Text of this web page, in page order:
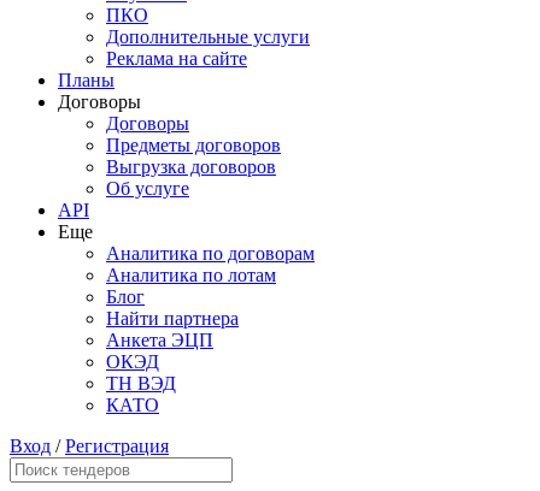
ПКО
Дополнительные услуги
Реклама на сайте
Планы
Договоры
Договоры
Предметы договоров
Выгрузка договоров
Об услуге
API
Еще
Аналитика по договорам
Аналитика по лотам
Блог
Найти партнера
Анкета ЭЦП
ОКЭД
ТН ВЭД
КАТО
Вход /Регистрация